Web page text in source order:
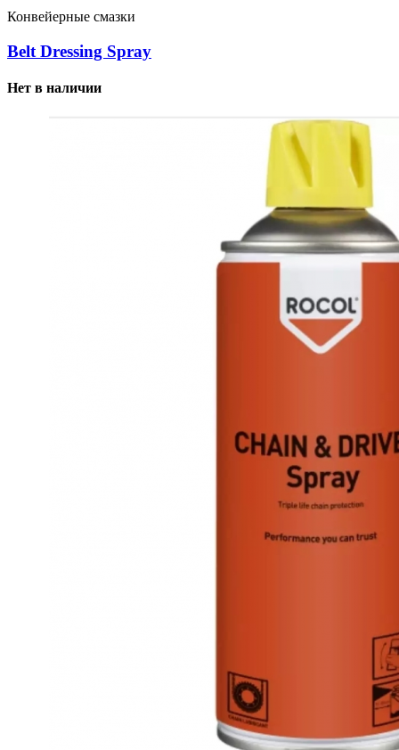
Конвейерные смазки
Belt Dressing Spray
Нет в наличии